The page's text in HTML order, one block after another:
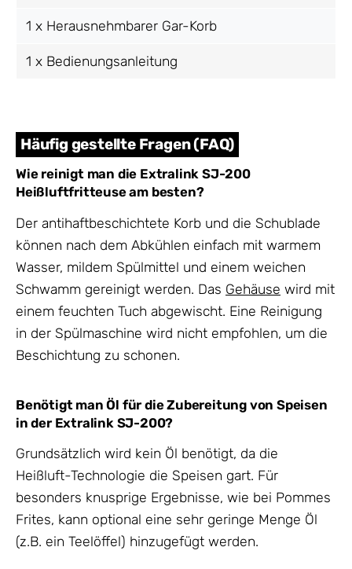
1 x Herausnehmbarer Gar-Korb
1 x Bedienungsanleitung
Häufig gestellte Fragen (FAQ)
Wie reinigt man die Extralink SJ-200
Heißluftfritteuse am besten?
Der antihaftbeschichtete Korb und die Schublade
können nach dem Abkühlen einfach mit warmem
Wasser, mildem Spülmittel und einem weichen
Schwamm gereinigt werden. Das Gehäuse wird mit
einem feuchten Tuch abgewischt. Eine Reinigung
in der Spülmaschine wird nicht empfohlen, um die
Beschichtung zu schonen.
Benötigt man Öl für die Zubereitung von Speisen
in der Extralink SJ-200?
Grundsätzlich wird kein Öl benötigt, da die
Heißluft-Technologie die Speisen gart. Für
besonders knusprige Ergebnisse, wie bei Pommes
Frites, kann optional eine sehr geringe Menge Öl
(z.B. ein Teelöffel) hinzugefügt werden.